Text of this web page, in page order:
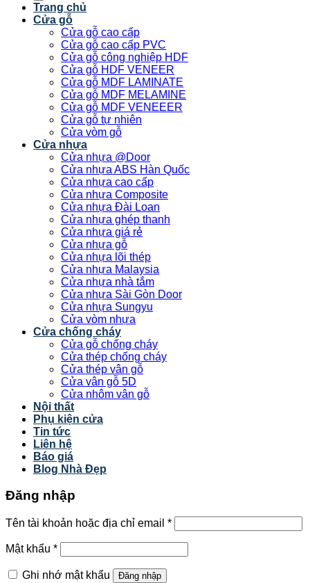
Trang chủ
Cửa gỗ
Cửa gỗ cao cấp
Cửa gỗ cao cấp PVC
Cửa gỗ công nghiệp HDF
Cửa gỗ HDF VENEER
Cửa gỗ MDF LAMINATE
Cửa gỗ MDF MELAMINE
Cửa gỗ MDF VENEEER
Cửa gỗ tự nhiên
Cửa vòm gỗ
Cửa nhựa
Cửa nhựa @Door
Cửa nhựa ABS Hàn Quốc
Cửa nhựa cao cấp
Cửa nhựa Composite
Cửa nhựa Đài Loan
Cửa nhựa ghép thanh
Cửa nhựa giá rẻ
Cửa nhựa gỗ
Cửa nhựa lõi thép
Cửa nhựa Malaysia
Cửa nhựa nhà tắm
Cửa nhựa Sài Gòn Door
Cửa nhựa Sungyu
Cửa vòm nhựa
Cửa chống cháy
Cửa gỗ chống cháy
Cửa thép chống cháy
Cửa thép vân gỗ
Cửa vân gỗ 5D
Cửa nhôm vân gỗ
Nội thất
Phụ kiện cửa
Tin tức
Liên hệ
Báo giá
Blog Nhà Đẹp
Đăng nhập
Tên tài khoản hoặc địa chỉ email *
Mật khẩu *
Ghi nhớ mật khẩu Đăng nhập